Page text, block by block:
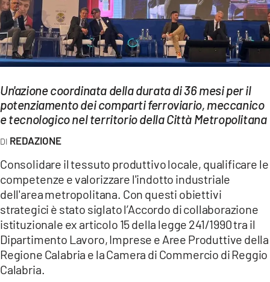
Streaming
LAC TV
LAC ONAIR
LaC
LACPLAY.IT
LACTV.IT
LACONAIR.IT
LACITYMAG.IT
ILREGGINO.IT
Un'azione coordinata della durata di 36 mesi per il
potenziamento dei comparti ferroviario, meccanico
e tecnologico nel territorio della Città Metropolitana
REDAZIONE
Consolidare il tessuto produttivo locale, qualificare le
competenze e valorizzare l'indotto industriale
dell'area metropolitana. Con questi obiettivi
strategici è stato siglato l’Accordo di collaborazione
istituzionale ex articolo 15 della legge 241/1990 tra il
Dipartimento Lavoro, Imprese e Aree Produttive della
Regione Calabria e la Camera di Commercio di Reggio
Calabria.